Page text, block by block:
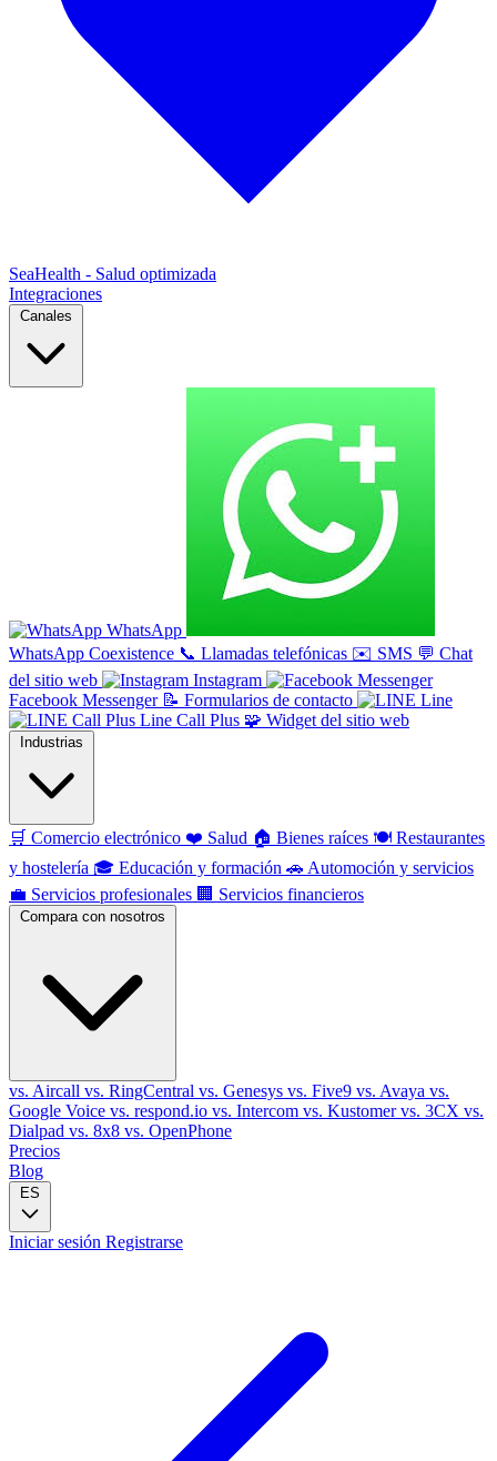
SeaHealth - Salud optimizada
Integraciones
Canales
WhatsApp
WhatsApp Coexistence 📞 Llamadas telefónicas ✉️ SMS 💬 Chat
del sitio web
Instagram
Facebook Messenger 📝 Formularios de contacto
Line
Line Call Plus 🧩 Widget del sitio web
Industrias
🛒 Comercio electrónico ❤️ Salud 🏠 Bienes raíces 🍽️ Restaurantes
y hostelería 🎓 Educación y formación 🚗 Automoción y servicios
💼 Servicios profesionales 🏢 Servicios financieros
Compara con nosotros
vs. Aircall vs. RingCentral vs. Genesys vs. Five9 vs. Avaya vs.
Google Voice vs. respond.io vs. Intercom vs. Kustomervs. 3CX vs.
Dialpad vs. 8x8 vs. OpenPhone
Precios
Blog
ES
Iniciar sesión Registrarse